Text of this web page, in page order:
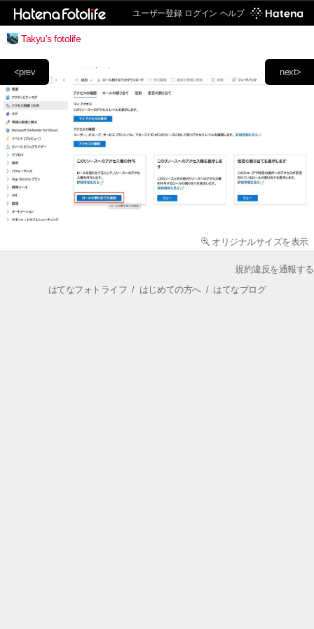
ユーザー登録 ログイン ヘルプ
Takyu's fotolife
next>
<prev
オリジナルサイズを表示
規約違反を通報する
はてなフォトライフ / はじめての方へ/ はてなブログ